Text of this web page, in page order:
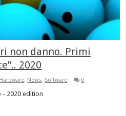
non danno. Primi
2020
Hardware, News, Software 0
- 2020 edition